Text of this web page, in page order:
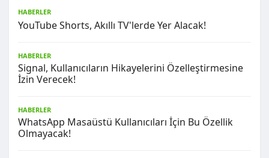
HABERLER
YouTube Shorts, Akıllı TV'lerde Yer Alacak!
HABERLER
Signal, Kullanıcıların Hikayelerini Özelleştirmesine
İzin Verecek!
HABERLER
WhatsApp Masaüstü Kullanıcıları İçin Bu Özellik
Olmayacak!